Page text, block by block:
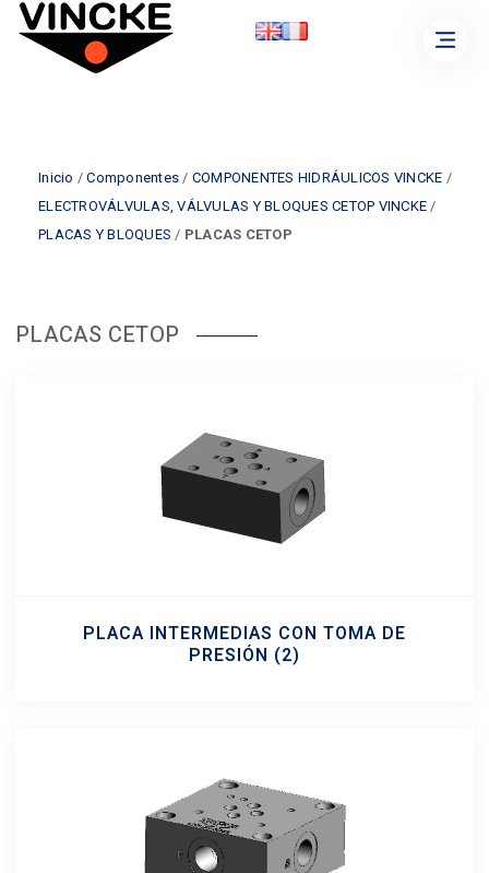
Inicio /Componentes / COMPONENTES HIDRÁULICOS VINCKE /
ELECTROVÁLVULAS, VÁLVULAS Y BLOQUES CETOP VINCKE /
PLACAS Y BLOQUES / PLACAS CETOP
PLACAS CETOP
PLACA INTERMEDIAS CON TOMA DE
PRESIÓN (2)